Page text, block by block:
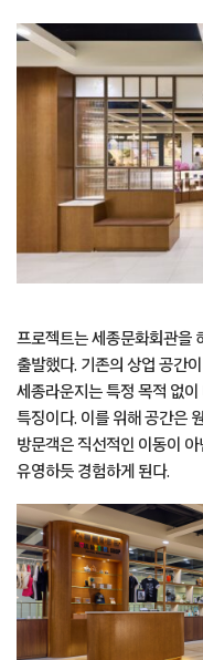
프로젝트는 세종문화회관을
출발했다. 기존의 상업 공간
세종라운지는 특정 목적 없이
특징이다. 이를 위해 공간은
방문객은 직선적인 이동이
유영하듯 경험하게 된다.